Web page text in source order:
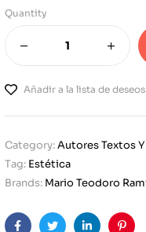
Quantity
Añadir a la lista de deseos
Category:Autores Textos
Tag: Estética
Brands: Mario Teodoro